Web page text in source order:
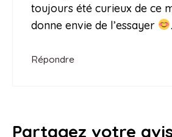
toujours été curieux de ce
donne envie de l’essayer
.
Répondre
Partagez votre